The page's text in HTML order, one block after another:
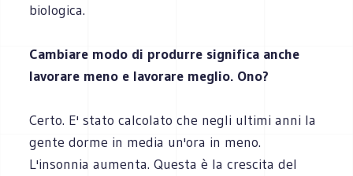
biologica.
Cambiare modo di produrre significa anche
lavorare meno e lavorare meglio. Ono?
Certo. E' stato calcolato che negli ultimi anni la
gente dorme in media un'ora in meno.
L'insonnia aumenta. Questa è la crescita del